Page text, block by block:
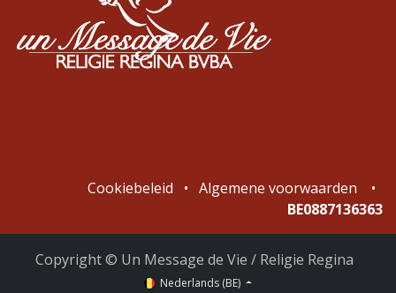
Cookiebeleid • Algemene voorwaarden
•
BE0887136363
Copyright © Un Message de Vie / Religie Regina
Nederlands (BE)